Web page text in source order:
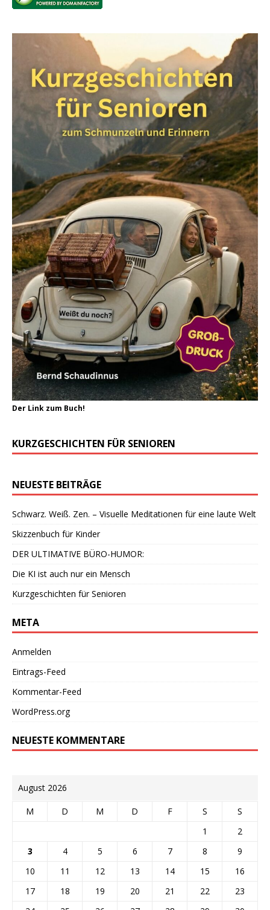
Der Link zum Buch!
KURZGESCHICHTEN FÜR SENIOREN
NEUESTE BEITRÄGE
Schwarz. Weiß. Zen. – Visuelle Meditationen für eine laute Welt
Skizzenbuch für Kinder
DER ULTIMATIVE BÜRO-HUMOR:
Die KI ist auch nur ein Mensch
Kurzgeschichten für Senioren
META
Anmelden
Eintrags-Feed
Kommentar-Feed
WordPress.org
NEUESTE KOMMENTARE
August 2026
M D M D F S
S
1
2
3
4 5 6 7 8
9
10
11 12 13 14 15
16
17
18 19 20 21 22
23